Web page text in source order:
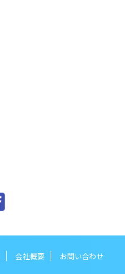
会社概要 お問い合わせ